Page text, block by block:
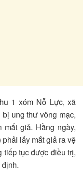
1 xóm Nỗ Lực, xã
ung thư võng mạc,
giả. Hằng ngày,
lấy mắt giả ra vệ
tiếp tục được điều trị,